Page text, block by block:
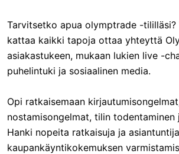
Tarvitsetko apua olymptrade -tililläsi?
kattaa kaikki tapoja ottaa yhteyttä
asiakastukeen, mukaan lukien live -
puhelintuki ja sosiaalinen media.
Opi ratkaisemaan
nostamisongelmat, tilin todentaminen
Hanki nopeita ratkaisuja ja
kaupankäyntikokemuksen